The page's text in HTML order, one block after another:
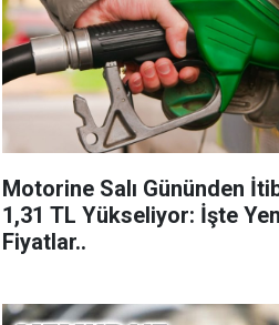
Motorine Salı Gününden
1,31 TL Yükseliyor: İşte
Fiyatlar..